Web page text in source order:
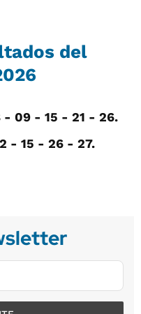
del
- 09 - 15 - 21 - 26.
- 15 - 26 - 27.